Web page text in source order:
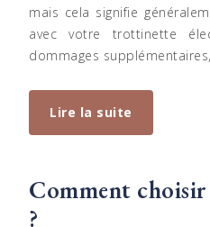
mais cela signifie
avec votre trottinette
dommages
Lire la suite
Comment choisir
?